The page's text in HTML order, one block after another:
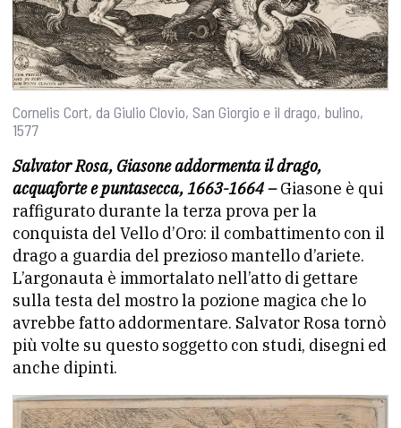
Cornelis Cort, da Giulio Clovio, San Giorgio e il drago, bulino,
1577
Salvator Rosa, Giasone addormenta il drago,
acquaforte e puntasecca, 1663-1664 –Giasone è qui
raffigurato durante la terza prova per la
conquista del Vello d’Oro: il combattimento con il
drago a guardia del prezioso mantello d’ariete.
L’argonauta è immortalato nell’atto di gettare
sulla testa del mostro la pozione magica che lo
avrebbe fatto addormentare. Salvator Rosa tornò
più volte su questo soggetto con studi, disegni ed
anche dipinti.